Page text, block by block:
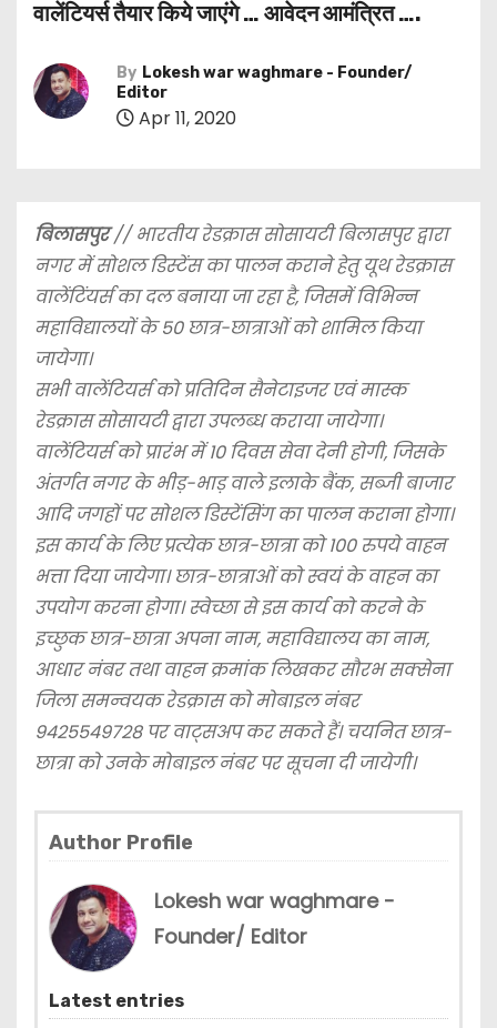
वालेंटियर्स तैयार किये जाएंगे … आवेदन आमंत्रित ….
By Lokesh war waghmare - Founder/
Editor
Apr 11, 2020
बिलासपुर// भारतीय रेडक्रास सोसायटी बिलासपुर द्वारा
नगर में सोशल डिस्टेंस का पालन कराने हेतु यूथ रेडक्रास
वालेंटिंयर्स का दल बनाया जा रहा है, जिसमें विभिन्न
महाविद्यालयों के 50 छात्र-छात्राओं को शामिल किया
जायेगा।
सभी वालेंटियर्स को प्रतिदिन सैनेटाइजर एवं मास्क
रेडक्रास सोसायटी द्वारा उपलब्ध कराया जायेगा।
वालेंटियर्स को प्रारंभ में 10 दिवस सेवा देनी होगी, जिसके
अंतर्गत नगर के भीड़-भाड़ वाले इलाके बैंक, सब्जी बाजार
आदि जगहों पर सोशल डिस्टेंसिंग का पालन कराना होगा।
इस कार्य के लिए प्रत्येक छात्र-छात्रा को 100 रुपये वाहन
भत्ता दिया जायेगा। छात्र-छात्राओं को स्वयं के वाहन का
उपयोग करना होगा। स्वेच्छा से इस कार्य को करने के
इच्छुक छात्र-छात्रा अपना नाम, महाविद्यालय का नाम,
आधार नंबर तथा वाहन क्रमांक लिखकर सौरभ सक्सेना
जिला समन्वयक रेडक्रास को मोबाइल नंबर
9425549728 पर वाट्सअप कर सकते हैं। चयनित छात्र-
छात्रा को उनके मोबाइल नंबर पर सूचना दी जायेगी।
Author Profile
Lokesh war waghmare -
Founder/ Editor
Latest entries